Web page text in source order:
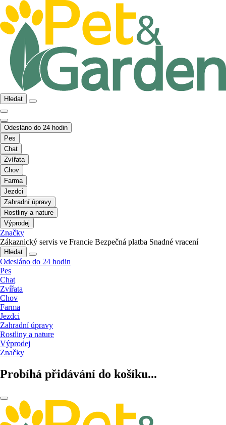
Hledat
Odesláno do 24 hodin
Pes
Chat
Zvířata
Chov
Farma
Jezdci
Zahradní úpravy
Rostliny a nature
Výprodej
Značky
Zákaznický servis ve Francie Bezpečná platba Snadné vracení
Hledat
Odesláno do 24 hodin
Pes
Chat
Zvířata
Chov
Farma
Jezdci
Zahradní úpravy
Rostliny a nature
Výprodej
Značky
Probíhá přidávání do košíku...